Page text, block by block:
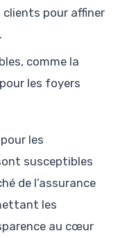
pour affiner
comme la
les foyers
les
susceptibles
de l’assurance
les
au cœur